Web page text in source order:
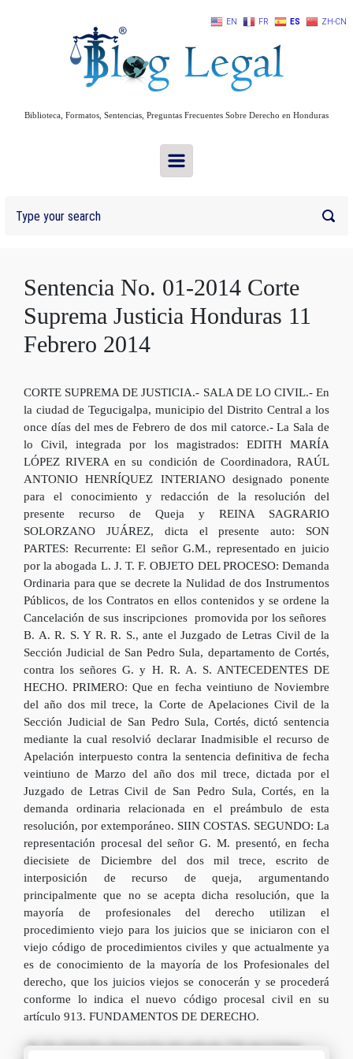
Biblioteca, Formatos, Sentencias, Preguntas Frecuentes Sobre Derecho en Honduras
Sentencia No. 01-2014 Corte
Suprema Justicia Honduras 11
Febrero 2014
CORTE SUPREMA DE JUSTICIA.- SALA DE LO CIVIL.- En
la ciudad de Tegucigalpa, municipio del Distrito Central a los
once días del mes de Febrero de dos mil catorce.- La Sala de
lo Civil, integrada por los magistrados: EDITH MARÍA
LÓPEZ RIVERA en su condición de Coordinadora, RAÚL
ANTONIO HENRÍQUEZ INTERIANO designado ponente
para el conocimiento y redacción de la resolución del
presente recurso de Queja y REINA SAGRARIO
SOLORZANO JUÁREZ, dicta el presente auto: SON
PARTES: Recurrente: El señor G.M., representado en juicio
por la abogada L. J. T. F. OBJETO DEL PROCESO: Demanda
Ordinaria para que se decrete la Nulidad de dos Instrumentos
Públicos, de los Contratos en ellos contenidos y se ordene la
Cancelación de sus inscripciones promovida por los señores
B. A. R. S. Y R. R. S., ante el Juzgado de Letras Civil de la
Sección Judicial de San Pedro Sula, departamento de Cortés,
contra los señores G. y H. R. A. S. ANTECEDENTES DE
HECHO. PRIMERO: Que en fecha veintiuno de Noviembre
del año dos mil trece, la Corte de Apelaciones Civil de la
Sección Judicial de San Pedro Sula, Cortés, dictó sentencia
mediante la cual resolvió declarar Inadmisible el recurso de
Apelación interpuesto contra la sentencia definitiva de fecha
veintiuno de Marzo del año dos mil trece, dictada por el
Juzgado de Letras Civil de San Pedro Sula, Cortés, en la
demanda ordinaria relacionada en el preámbulo de esta
resolución, por extemporáneo. SIIN COSTAS. SEGUNDO: La
representación procesal del señor G. M. presentó, en fecha
diecisiete de Diciembre del dos mil trece, escrito de
interposición de recurso de queja, argumentando
principalmente que no se acepta dicha resolución, que la
mayoría de profesionales del derecho utilizan el
procedimiento viejo para los juicios que se iniciaron con el
viejo código de procedimientos civiles y que actualmente ya
es de conocimiento de la mayoría de los Profesionales del
derecho, que los juicios viejos se conocerán y se procederá
conforme lo indica el nuevo código procesal civil en su
artículo 913. FUNDAMENTOS DE DERECHO.
SC 01-2014 Por disposición del artículo 730 del Código
EN FR ES ZH-CN